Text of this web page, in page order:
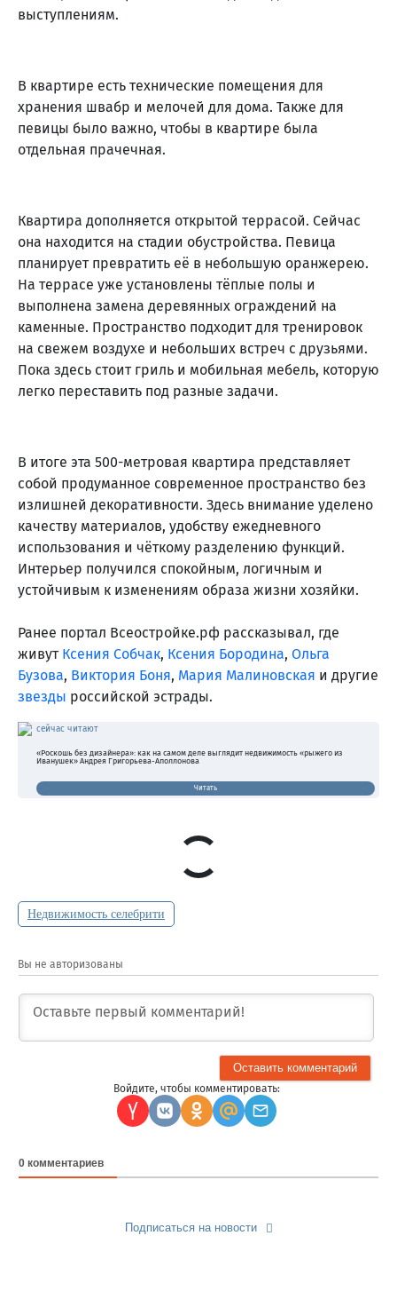
выступлениям.
В квартире есть технические помещения для
хранения швабр и мелочей для дома. Также для
певицы было важно, чтобы в квартире была
отдельная прачечная.
Квартира дополняется открытой террасой. Сейчас
она находится на стадии обустройства. Певица
планирует превратить её в небольшую оранжерею.
На террасе уже установлены тёплые полы и
выполнена замена деревянных ограждений на
каменные. Пространство подходит для тренировок
на свежем воздухе и небольших встреч с друзьями.
Пока здесь стоит гриль и мобильная мебель, которую
легко переставить под разные задачи.
В итоге эта 500-метровая квартира представляет
собой продуманное современное пространство без
излишней декоративности. Здесь внимание уделено
качеству материалов, удобству ежедневного
использования и чёткому разделению функций.
Интерьер получился спокойным, логичным и
устойчивым к изменениям образа жизни хозяйки.
Ранее портал Всеостройке.рф рассказывал, где
живут Ксения Собчак, Ксения Бородина, Ольга
Бузова, Виктория Боня, Мария Малиновская и другие
звезды российской эстрады.
сейчас читают
«Роскошь без дизайнера»: как на самом деле выглядит недвижимость «рыжего из
Иванушек» Андрея Григорьева-Аполлонова
Читать
Недвижимость селебрити
Вы не авторизованы
Войдите, чтобы комментировать:
0 комментариев
Подписаться на новости